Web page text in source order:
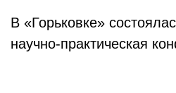
В «Горьковке»
научно-практическая